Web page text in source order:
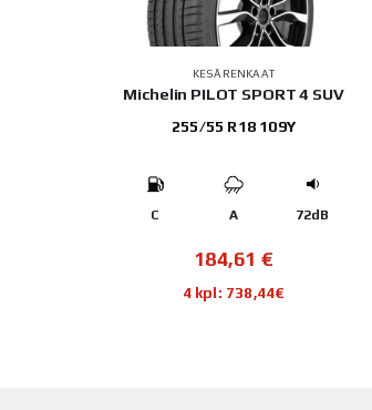
KESÄRENKAAT
Michelin PILOT SPORT 4 SUV
255/55 R18 109Y
C A 72dB
184,61 €
4 kpl: 738,44€